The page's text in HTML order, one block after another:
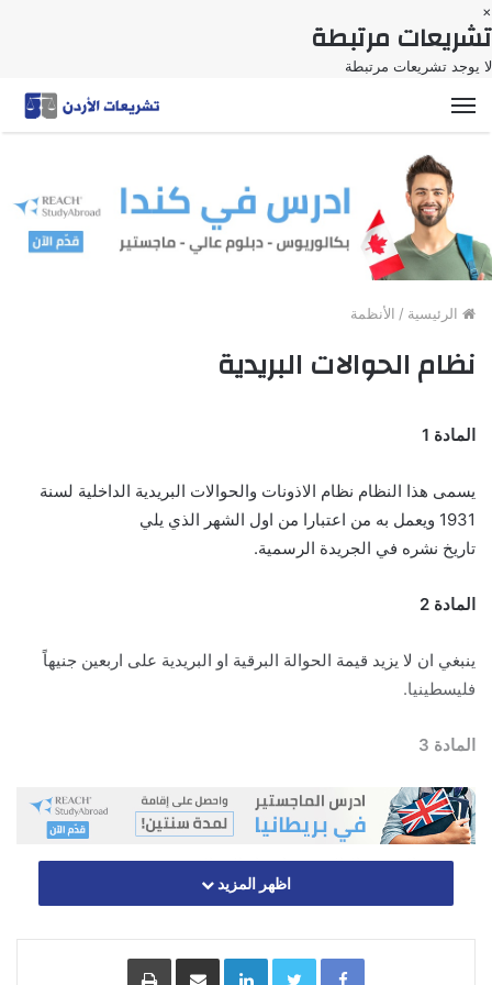
×
تشريعات مرتبطة
لا يوجد تشريعات مرتبطة
القائمة
الرئيسية / الأنظمة
نظام الحوالات البريدية
المادة 1
يسمى هذا النظام نظام الاذونات والحوالات البريدية الداخلية لسنة
1931 ويعمل به من اعتبارا من اول الشهر الذي يلي
تاريخ نشره في الجريدة الرسمية.
المادة 2
ينبغي ان لا يزيد قيمة الحوالة البرقية او البريدية على اربعين جنيهاً
فليسطينيا.
المادة 3
تستوفى الرسوم التالية عند اصدار الحوالات:
مقدار الحوالة البريدية الرسم
تتجاوز الخمسة جنيهات ولا تتجاوز العشرة جنيهات 40
اظهر المزيد
Facebook
Twitter
LinkedInمشاركة عبر البريد طباعة